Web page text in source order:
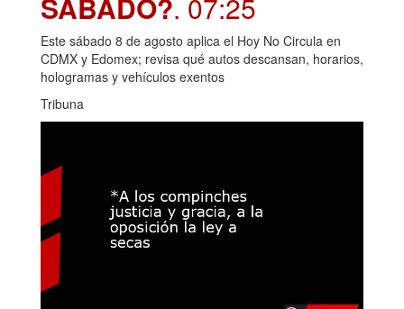
Este sábado 8 de agosto aplica el Hoy No Circula en
CDMX y Edomex; revisa qué autos descansan, horarios,
hologramas y vehículos exentos
Tribuna